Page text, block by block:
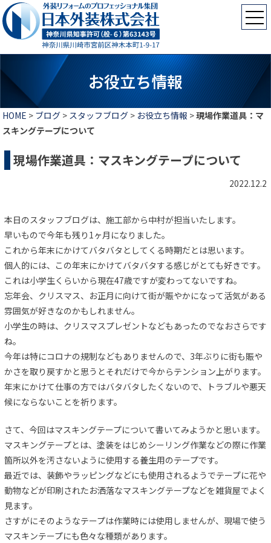
お役立ち情報
HOME > ブログ> スタッフブログ> お役立ち情報 >現場作業道具：マ
スキングテープについて
現場作業道具：マスキングテープについて
2022.12.2
本日のスタッフブログは、施工部から中村が担当いたします。
早いもので今年も残り1ヶ月になりました。
これから年末にかけてバタバタとしてくる時期だとは思います。
個人的には、この年末にかけてバタバタする感じがとても好きです。
これは小学生くらいから現在47歳ですが変わってないですね。
忘年会、クリスマス、お正月に向けて街が賑やかになって活気がある
雰囲気が好きなのかもしれません。
小学生の時は、クリスマスプレゼントなどもあったのでなおさらです
ね。
今年は特にコロナの規制などもありませんので、3年ぶりに街も賑や
かさを取り戻すかと思うとそれだけで今からテンション上がります。
年末にかけて仕事の方ではバタバタしたくないので、トラブルや悪天
候にならないことを祈ります。
さて、今回はマスキングテープについて書いてみようかと思います。
マスキングテープとは、塗装をはじめシーリング作業などの際に作業
箇所以外を汚さないように使用する養生用のテープです。
最近では、装飾やラッピングなどにも使用されるようでテープに花や
動物などが印刷されたお洒落なマスキングテープなどを雑貨屋でよく
見ます。
さすがにそのようなテープは作業時には使用しませんが、現場で使う
マスキンテープにも色々な種類があります。